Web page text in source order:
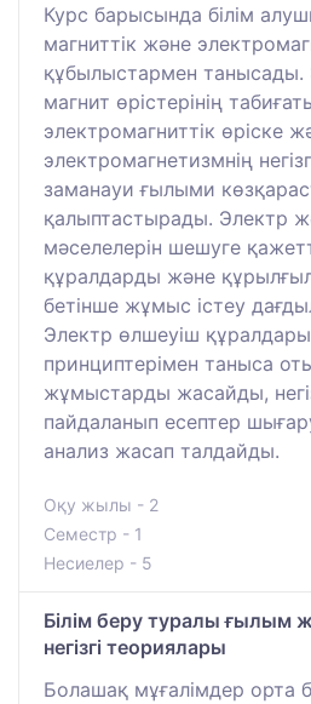
Курс барысында білім
магниттік және
құбылыстармен танысады.
магнит өрістерінің
электромагниттік өріске
электромагнетизмнің
заманауи ғылыми
қалыптастырады. Электр
мәселелерін шешуге
құралдарды және
бетінше жұмыс істеу
Электр өлшеуіш
принциптерімен таныса
жұмыстарды жасайды,
пайдаланып есептер
анализ жасап талдайды.
Оқу жылы - 2
Семестр - 1
Несиелер - 5
Білім беру туралы ғылым
негізгі теориялары
Болашақ мұғалімдер орта